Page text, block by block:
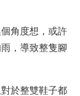
角度想，或許
，導致整隻腳
於整雙鞋子都